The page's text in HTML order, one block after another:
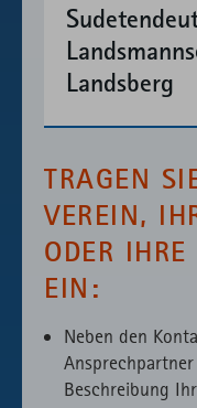
Landsberg
TRAGEN
VEREIN,
ODER
EIN:
Neben den
Beschreibung